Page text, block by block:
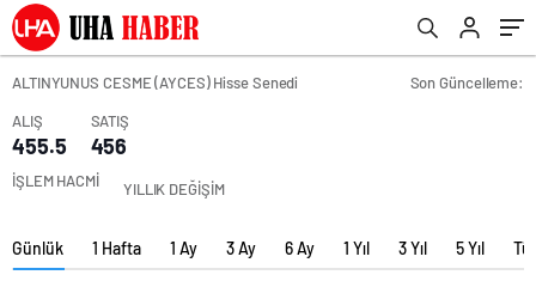
ALTINYUNUS CESME (AYCES) Hisse Senedi
Son Güncelleme:
ALIŞ
455.5
SATIŞ
456
İŞLEM HACMİ YILLIK DEĞİŞİM
Günlük 1 Hafta 1 Ay 3 Ay 6 Ay 1 Yıl 3 Yıl 5 Yıl